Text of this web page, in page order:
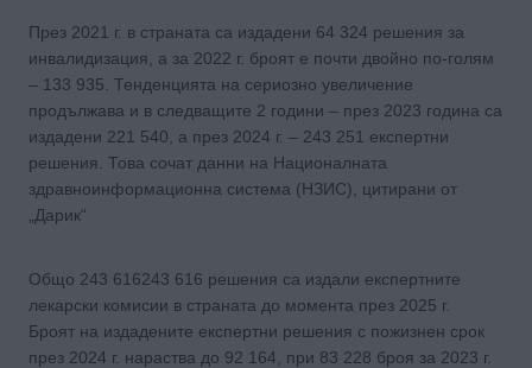
През 2021 г. в страната са издадени 64 324 решения за
инвалидизация, а за 2022 г. броят е почти двойно по-голям
– 133 935. Тенденцията на сериозно увеличение
продължава и в следващите 2 години – през 2023 година са
издадени 221 540, а през 2024 г. – 243 251 експертни
решения. Това сочат данни на Националната
здравноинформационна система (НЗИС), цитирани от
„Дарик“
Общо 243 616243 616 решения са издали експертните
лекарски комисии в страната до момента през 2025 г.
Броят на издадените експертни решения с пожизнен срок
през 2024 г. нараства до 92 164, при 83 228 броя за 2023 г.